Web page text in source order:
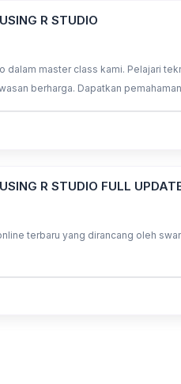
R STUDIO
dalam master class kami. Pelajari
berharga. Dapatkan
R STUDIO FULL
terbaru yang dirancang oleh